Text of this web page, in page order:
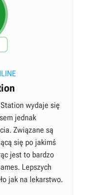
wydaje się
jednak
Związane są
się po jakimś
jest to bardzo
Lepszych
jak na lekarstwo.